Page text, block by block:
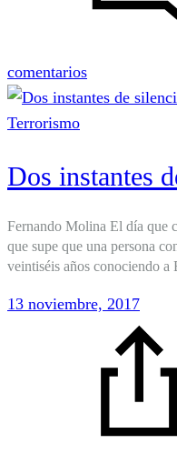
comentariosen
El
de
puerta
de
casa
Terrorismo
Dos instantes
Fernando Molina El día que
que supe que una persona
veintiséis años conociendo
13 noviembre, 2017